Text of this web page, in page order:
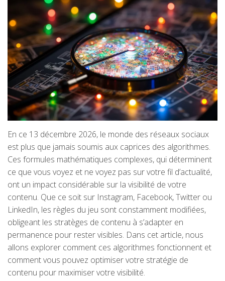
En ce 13 décembre 2026, le monde des réseaux sociaux
est plus que jamais soumis aux caprices des algorithmes.
Ces formules mathématiques complexes, qui déterminent
ce que vous voyez et ne voyez pas sur votre fil d’actualité,
ont un impact considérable sur la visibilité de votre
contenu. Que ce soit sur Instagram, Facebook, Twitter ou
LinkedIn, les règles du jeu sont constamment modifiées,
obligeant les stratèges de contenu à s’adapter en
permanence pour rester visibles. Dans cet article, nous
allons explorer comment ces algorithmes fonctionnent et
comment vous pouvez optimiser votre stratégie de
contenu pour maximiser votre visibilité.